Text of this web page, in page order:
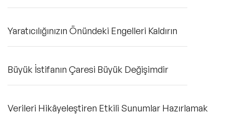
Yaratıcılığınızın Önündeki Engelleri Kaldırın
Büyük İstifanın Çaresi Büyük Değişimdir
Verileri Hikâyeleştiren Etkili Sunumlar Hazırlamak